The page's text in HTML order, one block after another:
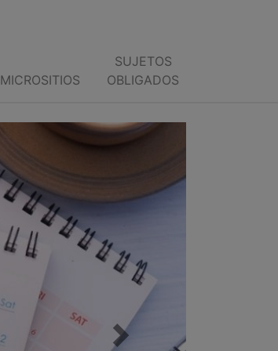
MICROSITIOS
SUJETOS
OBLIGADOS
Next